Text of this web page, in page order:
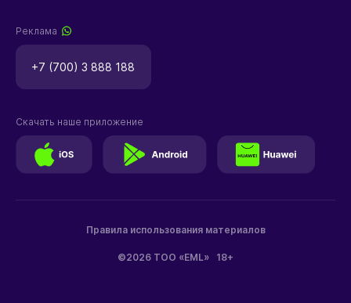
Реклама
+7 (700) 3 888 188
©2026 ТОО «EML» 18+
Правила использования материалов
Скачать наше приложение